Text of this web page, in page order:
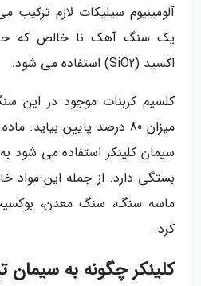
آلومینیوم سیلیکات لازم
یک سنگ آهک نا خالص که
اکسید (SiO2) استفاده می شود.
کلسیم کربنات موجود در این
میزان 80 درصد پایین
سیمان کلینکر استفاده می
بستگی دارد. از جمله این مواد
ماسه سنگ، سنگ معدن،
کرد.
کلینکر چگونه به